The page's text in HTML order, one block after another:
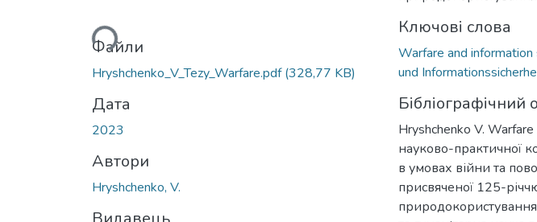
Вантажиться...Файли
Hryshchenko_V_Tezy_Warfare.pdf(328,77 KB)
Дата
2023
Автори
Hryshchenko, V.
Ключові слова
Warfare and information
und
Бібліографічний
Hryshchenko V.
науково-практичної
в умовах війни та
присвяченої 125-
природокористування